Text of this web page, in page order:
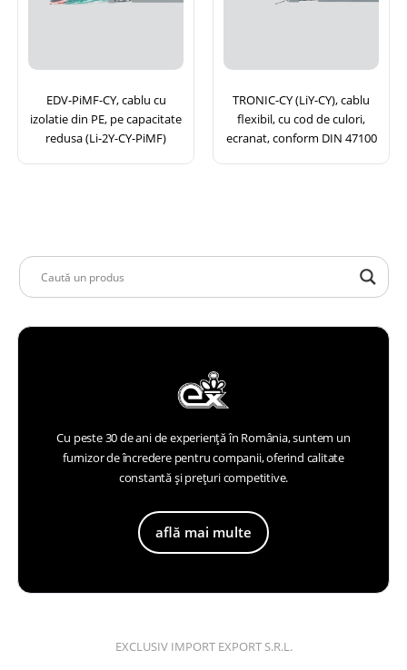
EDV-PiMF-CY, cablu cu
izolatie din PE, pe capacitate
redusa (Li-2Y-CY-PiMF)
TRONIC-CY (LiY-CY), cablu
flexibil, cu cod de culori,
ecranat, conform DIN 47100
Cu peste 30 de ani de experiență în România, suntem un
furnizor de încredere pentru companii, oferind calitate
constantă și prețuri competitive.
află mai multe
EXCLUSIV IMPORT EXPORT S.R.L.